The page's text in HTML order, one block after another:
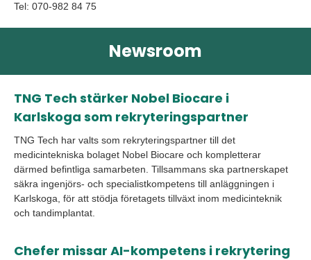
Tel: 070-982 84 75
Newsroom
TNG Tech stärker Nobel Biocare i
Karlskoga som rekryteringspartner
TNG Tech har valts som rekryteringspartner till det
medicintekniska bolaget Nobel Biocare och kompletterar
därmed befintliga samarbeten. Tillsammans ska partnerskapet
säkra ingenjörs- och specialistkompetens till anläggningen i
Karlskoga, för att stödja företagets tillväxt inom medicinteknik
och tandimplantat.
Chefer missar AI-kompetens i rekrytering